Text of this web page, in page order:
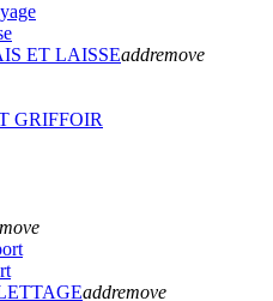
ET LAISSEaddremove
GRIFFOIR
addremove